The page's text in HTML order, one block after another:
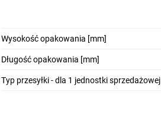
Wysokość opakowania [mm]
Długość opakowania [mm]
Typ przesyłki - dla 1 jednostki sprzedażowej